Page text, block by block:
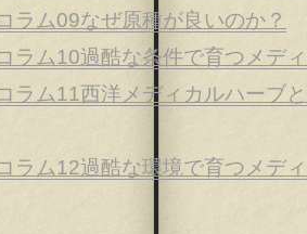
ラム09なぜ原種が良いのか？
ラム10過酷な条件で育つメデ
ラム11西洋メディカルハーブ
ラム12過酷な環境で育つメデ